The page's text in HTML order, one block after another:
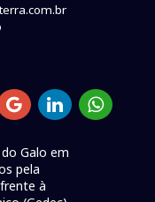
Galo em
pela
à